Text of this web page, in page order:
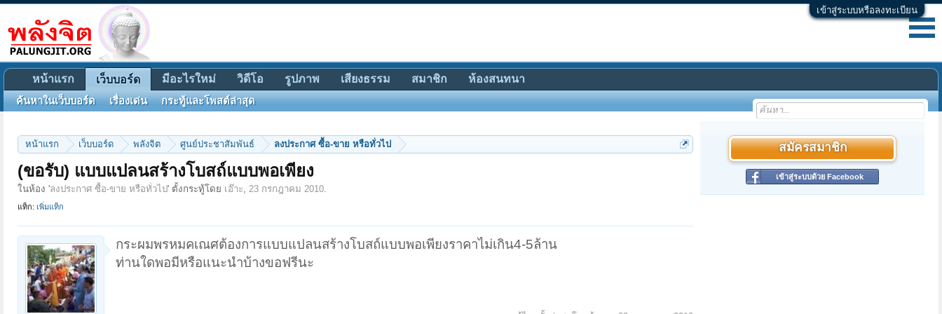
เข้าสู่ระบบหรือลงทะเบียน
หน้าแรก เว็บบอร์ด พลังจิต ศูนย์ประชาสัมพันธ์ ลงประกาศ ซื้อ-ขาย หรือทั่วไป
(ขอรับ) แบบแปลนสร้างโบสถ์แบบพอเพียง
ในห้อง 'ลงประกาศ ซื้อ-ขาย หรือทั่วไป' ตั้งกระทู้โดย เอ๊าะ, 23 กรกฎาคม 2010.
แท็ก: เพิ่มแท็ก
กระผมพรหมคเณศต้องการแบบแปลนสร้างโบสถ์แบบพอเพียงราคาไม่เกิน4-5ล้าน
ท่านใดพอมีหรือแนะนำบ้างขอฟรีนะ
สมัครสมาชิก
เข้าสู่ระบบด้วย Facebook
หน้าแรก เว็บบอร์ด
ค้นหาในเว็บบอร์ด เรื่องเด่น กระทู้และโพสต์ล่าสุด
มีอะไรใหม่ วิดีโอ รูปภาพ เสียงธรรม สมาชิก ห้องสนทนา